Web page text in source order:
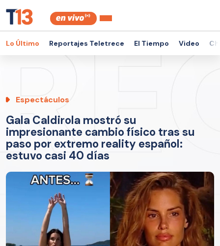
Lo Último Reportajes Teletrece El Tiempo Video
Espectáculos
Gala Caldirola mostró su
impresionante cambio físico tras su
paso por extremo reality español:
estuvo casi 40 días